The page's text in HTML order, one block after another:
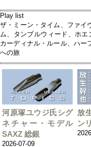
Play list
ザ・ミーン・タイム、ファイ
ム、タンブルウィード、ホエ
カーディナル・ルール、ハー
への旅
河原塚ユウジ氏シグ
ネチャー・モデル
SAXZ 総銀
2026-07-09
放
ン